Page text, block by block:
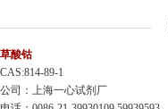
草酸钴
CAS:814-89-1
公司：上海一心试剂厂